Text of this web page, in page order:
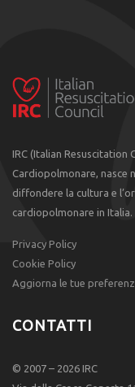
IRC (Italian Resuscitation
Cardiopolmonare, nasce
diffondere la cultura e
cardiopolmonare in Italia.
Privacy Policy
Cookie Policy
Aggiorna le tue
CONTATTI
© 2007 – 2026 IRC